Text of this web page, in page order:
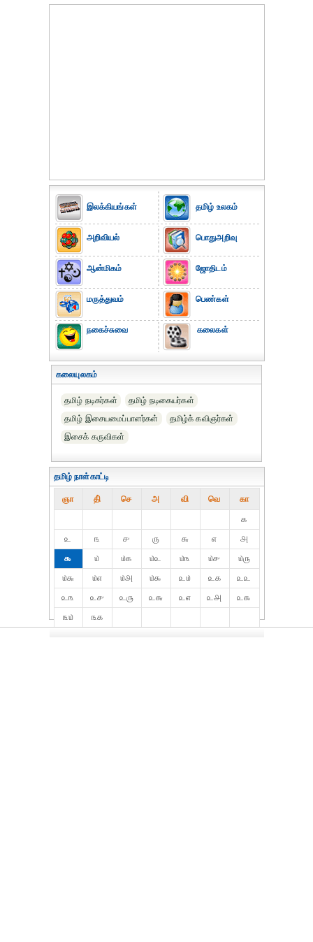
இலக்கியங்கள்
அறிவியல்
ஆன்மிகம்
மருத்துவம்
நகைச்சுவை
தமிழ் உலகம்
பொதுஅறிவு
ஜோதிடம்
பெண்கள்
கலைகள்
கலையுலகம்
தமிழ் நடிகர்கள்
தமிழ் நடிகையர்கள்
தமிழ் இசையமைப்பாளர்கள்
தமிழ்க் கவிஞர்கள்
இசைக் கருவிகள்
தமிழ் நாள்காட்டி
ஞா தி் செ அ வி வெ கா
௧
௨
௩ ௪ ௫ ௬ ௭
௮
௯
௰ ௰௧ ௰௨ ௰௩ ௰௪
௰௫
௰௬
௰௭ ௰௮ ௰௯ ௨௰ ௨௧
௨௨
௨௩
௨௪ ௨௫ ௨௬ ௨௭ ௨௮
௨௯
௩௰
௩௧